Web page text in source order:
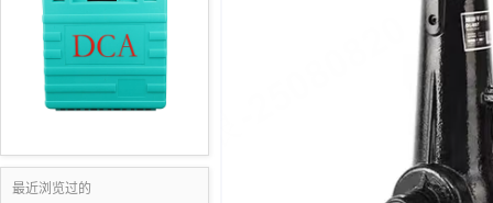
最近浏览过的